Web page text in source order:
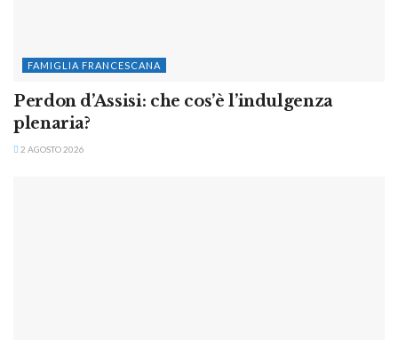
FAMIGLIA FRANCESCANA
Perdon d’Assisi: che cos’è l’indulgenza
plenaria?
2 AGOSTO 2026